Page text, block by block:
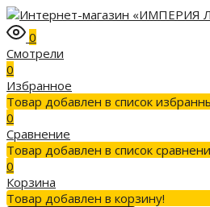
0
Смотрели
0
Избранное
Товар добавлен в список
0
Сравнение
Товар добавлен в список
0
Корзина
Товар добавлен в корзину!